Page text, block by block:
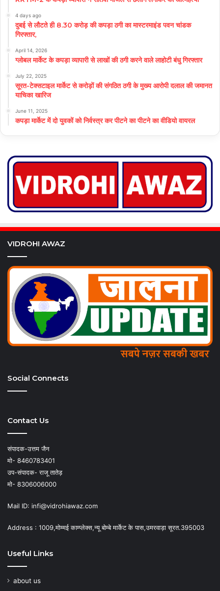
4 days ago
दुबई से लौटते ही 8.30 करोड़ की कपड़ा ठगी का मास्टरमाइंड पवन चांडक
गिरफ्तार,
April 14, 2026
ग्लोबल मार्केट के कपड़ा व्यापारी से लाखों की ठगी करने वाले लाहोटी बंधु गिरफ्तार
July 22, 2025
सूरत-टेक्सटाइल मार्केट से करोड़ों की संगठित ठगी के मुख्य आरोपी दलाल की जमानत
याचिका खारिज
June 11, 2025
कपड़ा मार्केट में दो युवकों को निर्वस्त्र कर पीटने का पीटने का वीडियो वायरल
VIDROHI AWAZ
Social Connects
Contact Us
संपादक-उत्तम जैन
मो- 8460783401
उप-संपादक- राजू तातेड़
मो- 8306006000
Mail ID: infi@vidrohiawaz.com
Address : 1009,मोम्मई काम्प्लेक्स,न्यू बोम्बे मार्केट के पास,उमरवाड़ा सूरत.395003
Useful Links
about us